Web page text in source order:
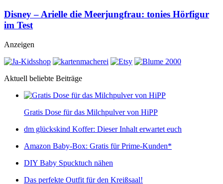
Disney – Arielle die Meerjungfrau: tonies Hörfigur
im Test
Anzeigen
Aktuell beliebte Beiträge
Gratis Dose für das Milchpulver von HiPP
dm glückskind Koffer: Dieser Inhalt erwartet euch
Amazon Baby-Box: Gratis für Prime-Kunden*
DIY Baby Spucktuch nähen
Das perfekte Outfit für den Kreißsaal!